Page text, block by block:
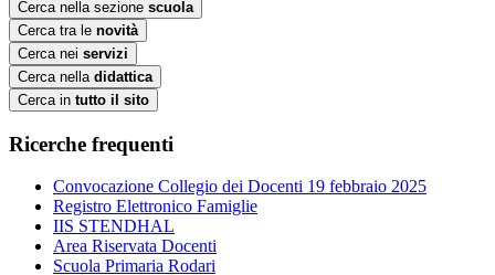
Cerca nella sezione scuola
Cerca tra le novità
Cerca nei servizi
Cerca nella didattica
Cerca in tutto il sito
Ricerche frequenti
Convocazione Collegio dei Docenti 19 febbraio 2025
Registro Elettronico Famiglie
IIS STENDHAL
Area Riservata Docenti
Scuola Primaria Rodari